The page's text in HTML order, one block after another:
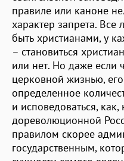
правиле или каноне
характер запрета.
быть христианами, у
– становиться
или нет. Но даже если
церковной жизнью,
определенное
и исповедоваться,
дореволюционной
правилом скорее
государственным,